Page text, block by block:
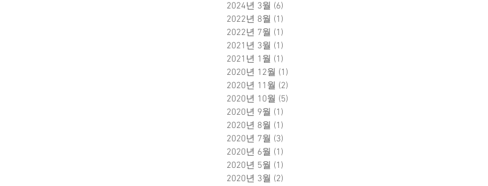
2024년 3월 (6)
2022년 8월 (1)
2022년 7월 (1)
2021년 3월 (1)
2021년 1월 (1)
2020년 12월 (1)
2020년 11월 (2)
2020년 10월 (5)
2020년 9월 (1)
2020년 8월 (1)
2020년 7월 (3)
2020년 6월 (1)
2020년 5월 (1)
2020년 3월 (2)